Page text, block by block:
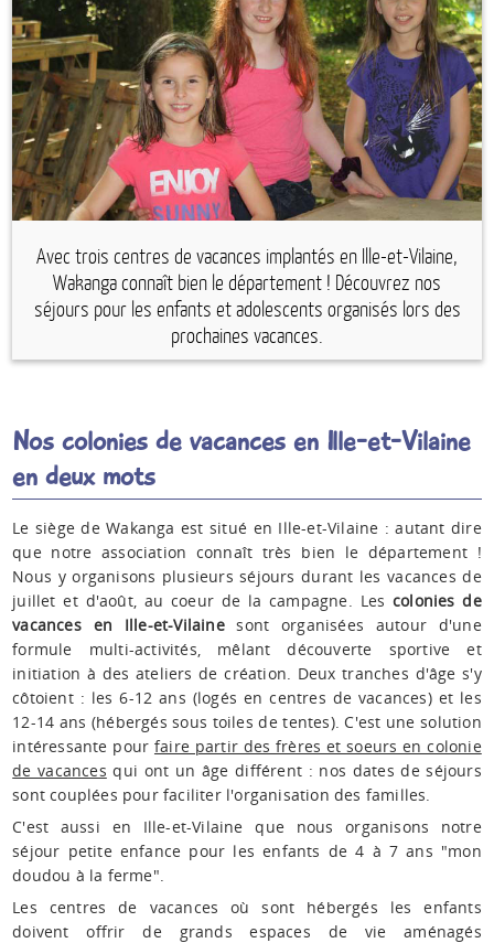
Espace anims
Avec trois centres de vacances implantés en Ille-et-Vilaine,
Wakanga connaît bien le département ! Découvrez nos
séjours pour les enfants et adolescents organisés lors des
prochaines vacances.
Nos colonies de vacances en Ille-et-Vilaine
en deux mots
Le siège de Wakanga est situé en Ille-et-Vilaine : autant dire
que notre association connaît très bien le département !
Nous y organisons plusieurs séjours durant les vacances de
juillet et d'août, au coeur de la campagne. Lescolonies de
vacances en Ille-et-Vilainesont organisées autour d'une
formule multi-activités, mêlant découverte sportive et
initiation à des ateliers de création. Deux tranches d'âge s'y
côtoient : les 6-12 ans (logés en centres de vacances) et les
12-14 ans (hébergés sous toiles de tentes). C'est une solution
intéressante pour faire partir des frères et soeurs en colonie
de vacances qui ont un âge différent : nos dates de séjours
sont couplées pour faciliter l'organisation des familles.
C'est aussi en Ille-et-Vilaine que nous organisons notre
séjour petite enfance pour les enfants de 4 à 7 ans "mon
doudou à la ferme".
Les centres de vacances où sont hébergés les enfants
doivent offrir de grands espaces de vie aménagés